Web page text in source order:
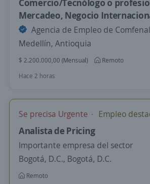
Comercio/Tecnólogo o
Mercadeo, Negocio
Agencia de Empleo de
Medellín, Antioquia
$ 2.200.000,00 (Mensual)
Remoto
Hace 2 horas
Se precisa Urgente Empleo
Analista de Pricing
Importante empresa del sector
Bogotá, D.C., Bogotá, D.C.
Remoto